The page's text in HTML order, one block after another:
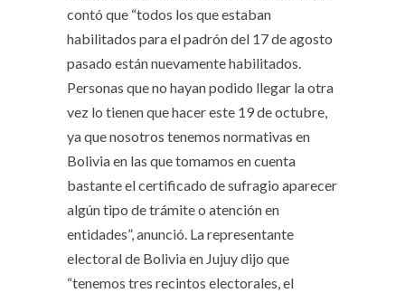
contó que “todos los que estaban
habilitados para el padrón del 17 de agosto
pasado están nuevamente habilitados.
Personas que no hayan podido llegar la otra
vez lo tienen que hacer este 19 de octubre,
ya que nosotros tenemos normativas en
Bolivia en las que tomamos en cuenta
bastante el certificado de sufragio aparecer
algún tipo de trámite o atención en
entidades”, anunció. La representante
electoral de Bolivia en Jujuy dijo que
“tenemos tres recintos electorales, el